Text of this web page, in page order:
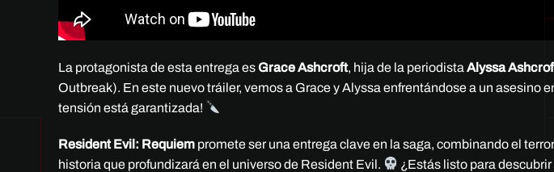
La protagonista de esta entrega esGrace Ashcroft, hija de la periodista Alyssa
Outbreak). En este nuevo tráiler, vemos a Grace y Alyssa enfrentándose a un asesino
tensión está garantizada!
Resident Evil: Requiem promete ser una entrega clave en la saga, combinando el
historia que profundizará en el universo de Resident Evil.
¿Estás listo para